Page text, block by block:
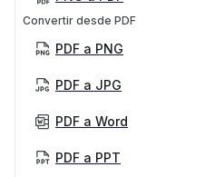
Convertir desde PDF
PDF a PNG
PDF a JPG
PDF a Word
PDF a PPT